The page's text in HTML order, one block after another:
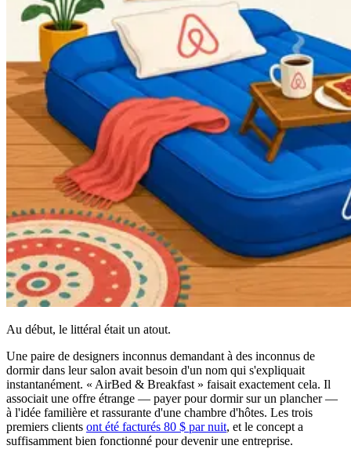
Au début, le littéral était un atout.
Une paire de designers inconnus demandant à des inconnus de
dormir dans leur salon avait besoin d'un nom qui s'expliquait
instantanément. « AirBed & Breakfast » faisait exactement cela. Il
associait une offre étrange — payer pour dormir sur un plancher —
à l'idée familière et rassurante d'une chambre d'hôtes. Les trois
premiers clients ont été facturés 80 $ par nuit, et le concept a
suffisamment bien fonctionné pour devenir une entreprise.